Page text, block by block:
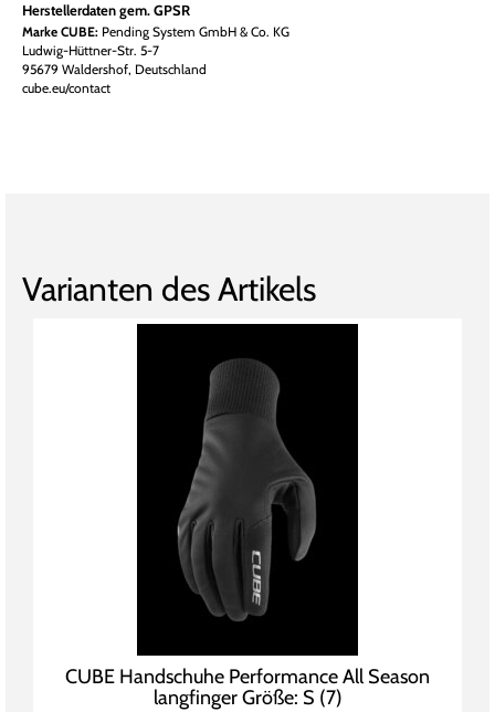
Herstellerdaten gem. GPSR
Marke CUBE: Pending System GmbH & Co. KG
Ludwig-Hüttner-Str. 5-7
95679 Waldershof, Deutschland
cube.eu/contact
Varianten des Artikels
CUBE Handschuhe Performance All Season
langfinger Größe: S (7)